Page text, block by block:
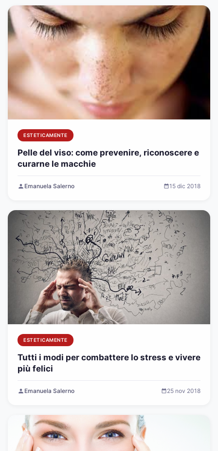
ESTETICAMENTE
Pelle del viso: come prevenire, riconoscere e
curarne le macchie
Emanuela Salerno 15 dic 2018
ESTETICAMENTE
Tutti i modi per combattere lo stress e vivere
più felici
Emanuela Salerno 25 nov 2018